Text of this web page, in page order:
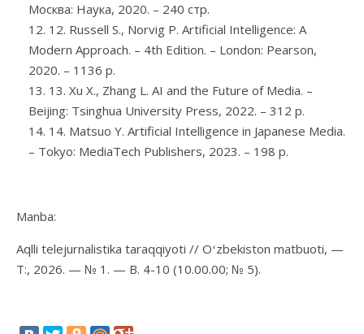
Москва: Наука, 2020. – 240 стр.
12. Russell S., Norvig P. Artificial Intelligence: A
Modern Approach. – 4th Edition. – London: Pearson,
2020. – 1136 p.
13. Xu X., Zhang L. AI and the Future of Media. –
Beijing: Tsinghua University Press, 2022. – 312 p.
14. Matsuo Y. Artificial Intelligence in Japanese Media.
– Tokyo: MediaTech Publishers, 2023. – 198 p.
Manba:
Aqlli telejurnalistika taraqqiyoti // Oʻzbekiston matbuoti, —
T:, 2026. — № 1. — B. 4-10 (10.00.00; № 5).